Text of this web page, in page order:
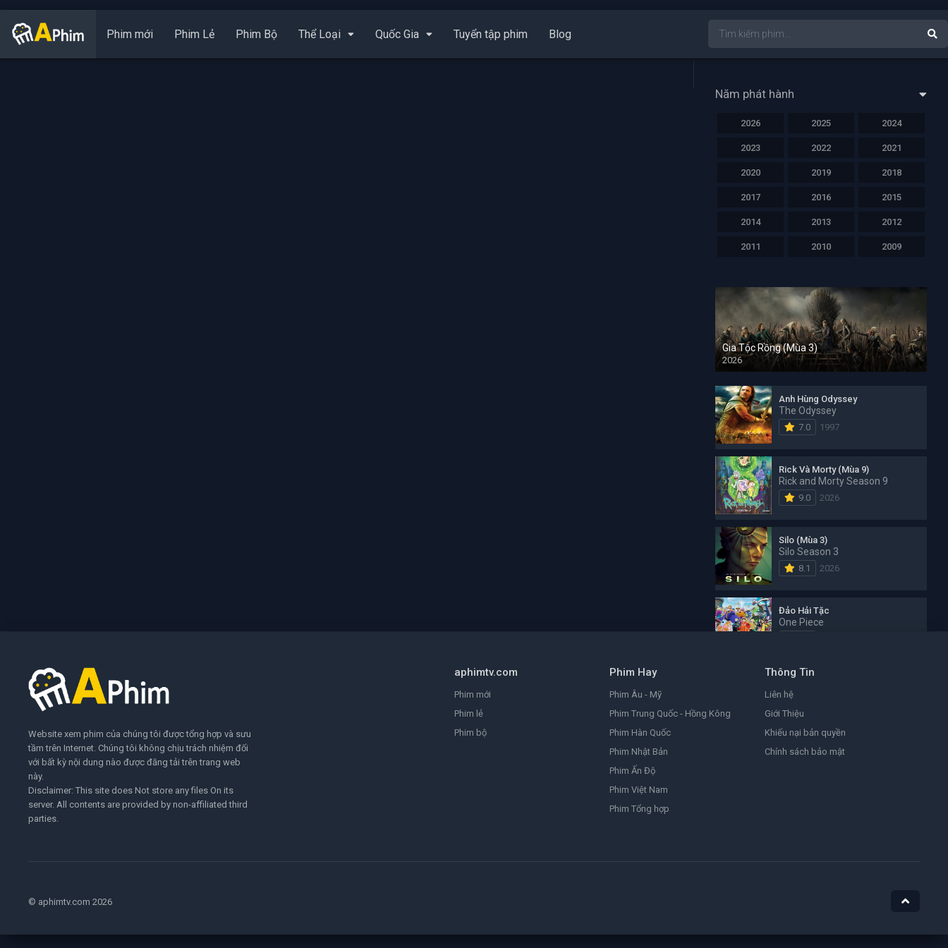
Phim mới Phim Lẻ Phim Bộ Thể Loại Quốc Gia Tuyển tập phim Blog
Năm phát hành
2026 2025 2024
2023 2022 2021
2020 2019 2018
2017 2016 2015
2014 2013 2012
2011 2010 2009
Gia Tộc Rồng (Mùa 3)
2026
Anh Hùng Odyssey
The Odyssey
7.0 1997
Rick Và Morty (Mùa 9)
Rick and Morty Season 9
9.0 2026
Silo (Mùa 3)
Silo Season 3
8.1 2026
Đảo Hải Tặc
One Piece
Đặc Vụ Kim Tái Khởi Động
Agent Kim Reactivated
8.2
Ám Ảnh
aphimtv.com
Phim mới
Phim lẻ
Phim bộ
Phim Hay
Phim Âu - Mỹ
Phim Trung Quốc - Hồng Kông
Phim Hàn Quốc
Phim Nhật Bản
Phim Ấn Độ
Phim Việt Nam
Phim Tổng hợp
Thông Tin
Liên hệ
Giới Thiệu
Khiếu nại bản quyền
Chính sách bảo mật
Website xem phim của chúng tôi được tổng hợp và sưu
tầm trên Internet. Chúng tôi không chịu trách nhiệm đối
với bất kỳ nội dung nào được đăng tải trên trang web
này.
Disclaimer: This site does Not store any files On its
server. All contents are provided by non-affiliated third
parties.
© aphimtv.com 2026